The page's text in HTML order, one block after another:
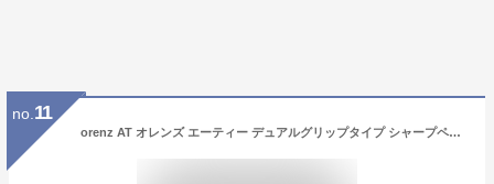
no. 11
orenz AT オレンズ エーティー デュアルグリップタイプ シャープペンシル 芯径0.5 P ぺんてる 筆記具 文房具 シンプル おすすめ シャーペン XPP2005